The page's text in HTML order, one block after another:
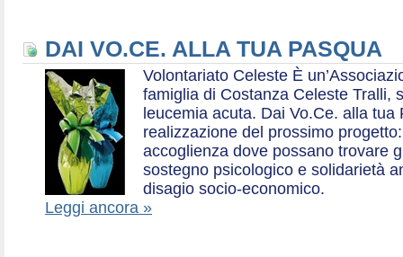
DAI VO.CE. ALLA TUA PASQUA
Volontariato Celeste È
famiglia di Costanza Celeste Tralli,
leucemia acuta. Dai Vo.Ce. alla tua
realizzazione del prossimo
accoglienza dove possano trovare
sostegno psicologico e solidarietà
disagio socio-economico.
Leggi ancora »